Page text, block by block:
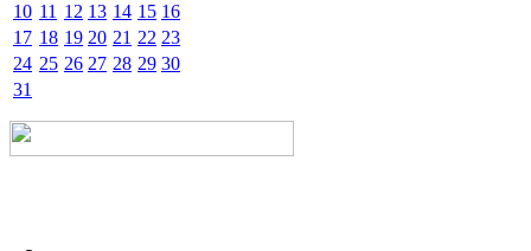
10 11 12 13 14 15 16
17 18 19 20 21 22 23
24 25 26 27 28 29 30
31